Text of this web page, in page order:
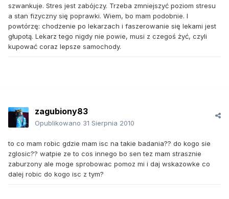
szwankuje. Stres jest zabójczy. Trzeba zmniejszyć poziom stresu
a stan fizyczny się poprawki. Wiem, bo mam podobnie. I
powtórzę: chodzenie po lekarzach i faszerowanie się lekami jest
głupotą. Lekarz tego nigdy nie powie, musi z czegoś żyć, czyli
kupować coraz lepsze samochody.
zagubiony83
Opublikowano 31 Sierpnia 2010
to co mam robic gdzie mam isc na takie badania?? do kogo sie
zglosic?? watpie ze to cos innego bo sen tez mam strasznie
zaburzony ale moge sprobowac pomoz mi i daj wskazowke co
dalej robic do kogo isc z tym?